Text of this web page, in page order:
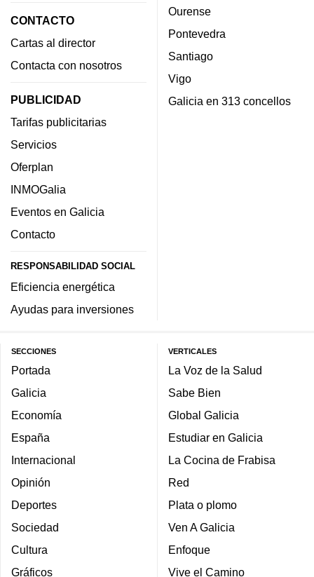
CONTACTO
Cartas al director
Contacta con nosotros
PUBLICIDAD
Tarifas publicitarias
Servicios
Oferplan
INMOGalia
Eventos en Galicia
Contacto
RESPONSABILIDAD SOCIAL
Eficiencia energética
Ayudas para inversiones
Ourense
Pontevedra
Santiago
Vigo
Galicia en 313 concellos
SECCIONES
Portada
Galicia
Economía
España
Internacional
Opinión
Deportes
Sociedad
Cultura
Gráficos
VERTICALES
La Voz de la Salud
Sabe Bien
Global Galicia
Estudiar en Galicia
La Cocina de Frabisa
Red
Plata o plomo
Ven A Galicia
Enfoque
Vive el Camino